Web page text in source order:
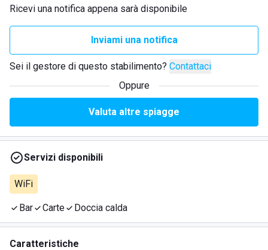
Ricevi una notifica appena sarà disponibile
Inviami una notifica
Sei il gestore di questo stabilimento? Contattaci
Oppure
Valuta altre spiagge
Servizi disponibili
WiFi
Bar Carte Doccia calda
Caratteristiche